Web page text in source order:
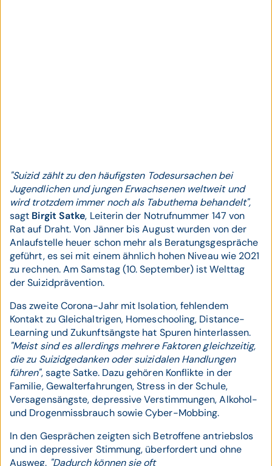
"Suizid zählt zu den häufigsten Todesursachen bei
Jugendlichen und jungen Erwachsenen weltweit und
wird trotzdem immer noch als Tabuthema behandelt",
sagt Birgit Satke, Leiterin der Notrufnummer 147 von
Rat auf Draht. Von Jänner bis August wurden von der
Anlaufstelle heuer schon mehr als Beratungsgespräche
geführt, es sei mit einem ähnlich hohen Niveau wie 2021
zu rechnen. Am Samstag (10. September) ist Welttag
der Suizidprävention.
Das zweite Corona-Jahr mit Isolation, fehlendem
Kontakt zu Gleichaltrigen, Homeschooling, Distance-
Learning und Zukunftsängste hat Spuren hinterlassen.
"Meist sind es allerdings mehrere Faktoren gleichzeitig,
die zu Suizidgedanken oder suizidalen Handlungen
führen", sagte Satke. Dazu gehören Konflikte in der
Familie, Gewalterfahrungen, Stress in der Schule,
Versagensängste, depressive Verstimmungen, Alkohol-
und Drogenmissbrauch sowie Cyber-Mobbing.
In den Gesprächen zeigten sich Betroffene antriebslos
und in depressiver Stimmung, überfordert und ohne
Ausweg. "Dadurch können sie oft